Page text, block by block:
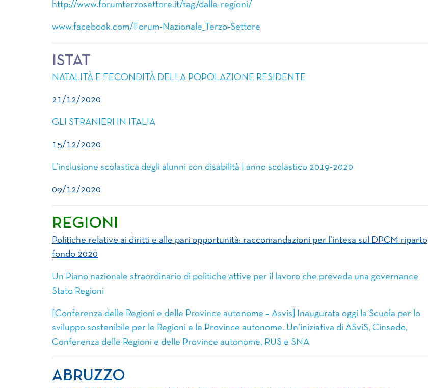
http://www.forumterzosettore.it/tag/dalle-regioni/
www.facebook.com/Forum-Nazionale_Terzo-Settore
ISTAT
NATALITÀ E FECONDITÀ DELLA POPOLAZIONE RESIDENTE
21/12/2020
GLI STRANIERI IN ITALIA
15/12/2020
L’inclusione scolastica degli alunni con disabilità | anno scolastico 2019-2020
09/12/2020
REGIONI
Politiche relative ai diritti e alle pari opportunità: raccomandazioni per l’intesa sul DPCM riparto
fondo 2020
Un Piano nazionale straordinario di politiche attive per il lavoro che preveda una governance
Stato Regioni
[Conferenza delle Regioni e delle Province autonome – Asvis] Inaugurata oggi la Scuola per lo
sviluppo sostenibile per le Regioni e le Province autonome. Un’iniziativa di ASviS, Cinsedo,
Conferenza delle Regioni e delle Province autonome, RUS e SNA
ABRUZZO